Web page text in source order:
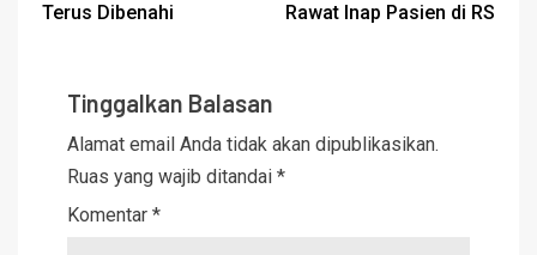
Terus Dibenahi
Rawat Inap Pasien di RS
Tinggalkan Balasan
Alamat email Anda tidak akan dipublikasikan.
Ruas yang wajib ditandai *
Komentar *